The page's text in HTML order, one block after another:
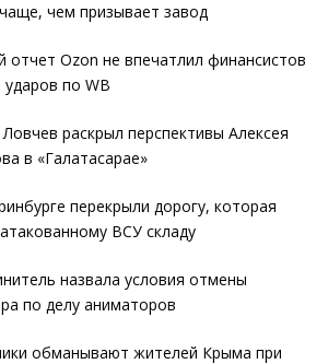
чем призывает завод
отчет Ozon не впечатлил финансистов
по WB
Ловчев раскрыл перспективы Алексея
в «Галатасарае»
перекрыли дорогу, которая
ВСУ складу
назвала условия отмены
по делу аниматоров
обманывают жителей Крыма при